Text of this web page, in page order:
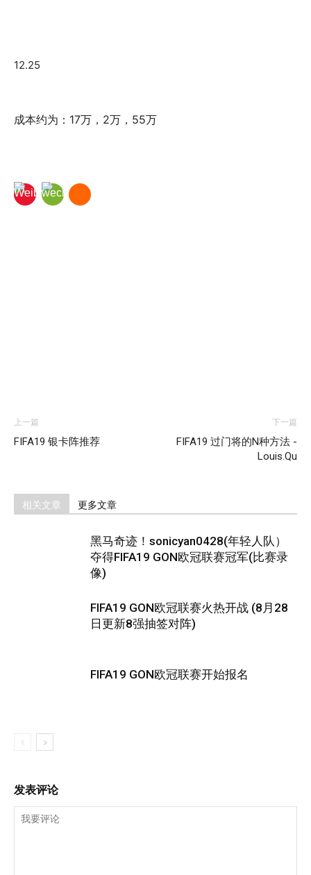
12.25
成本约为：17万，2万，55万
上一篇
FIFA19 银卡阵推荐
下一篇
FIFA19 过门将的N种方法 -
Louis.Qu
相关文章 更多文章
黑马奇迹！sonicyan0428(年轻人队）
夺得FIFA19 GON欧冠联赛冠军(比赛录
像)
FIFA19 GON欧冠联赛火热开战 (8月28
日更新8强抽签对阵)
FIFA19 GON欧冠联赛开始报名
发表评论